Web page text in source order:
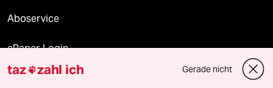
Aboservice
ePaper Login
Downloads für Abonnierende
taz zahl ich Gerade nicht